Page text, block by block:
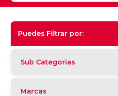
Puedes Filtrar por:
Sub Categorias
Marcas